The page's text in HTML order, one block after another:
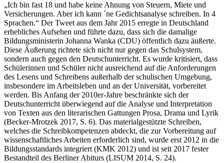
„Ich bin fast 18 und habe keine Ahnung von Steuern, Miete und
Versicherungen. Aber ich kann ´ne Gedichtsanalyse schreiben. In 4
Sprachen.“ Der Tweet aus dem Jahr 2015 erregte in Deutschland
erhebliches Aufsehen und führte dazu, dass sich die damalige
Bildungsministerin Johanna Wanka (CDU) öffentlich dazu äußerte.
Diese Äußerung richtete sich nicht nur gegen das Schulsystem,
sondern auch gegen den Deutschunterricht. Es wurde kritisiert, dass
Schülerinnen und Schüler nicht ausreichend auf die Anforderungen
des Lesens und Schreibens außerhalb der schulischen Umgebung,
insbesondere im Arbeitsleben und an der Universität, vorbereitet
werden. Bis Anfang der 2010er-Jahre beschränkte sich der
Deutschunterricht überwiegend auf die Analyse und Interpretation
von Texten aus den literarischen Gattungen Prosa, Drama und Lyrik
(Becker-Mrotzek 2017, S. 6). Das materialgestützte Schreiben,
welches die Schreibkompetenzen abdeckt, die zur Vorbereitung auf
wissenschaftliches Arbeiten erforderlich sind, wurde erst 2012 in die
Bildungsstandards integriert (KMK 2012) und ist seit 2017 fester
Bestandteil des Berliner Abiturs (LISUM 2014, S. 24).